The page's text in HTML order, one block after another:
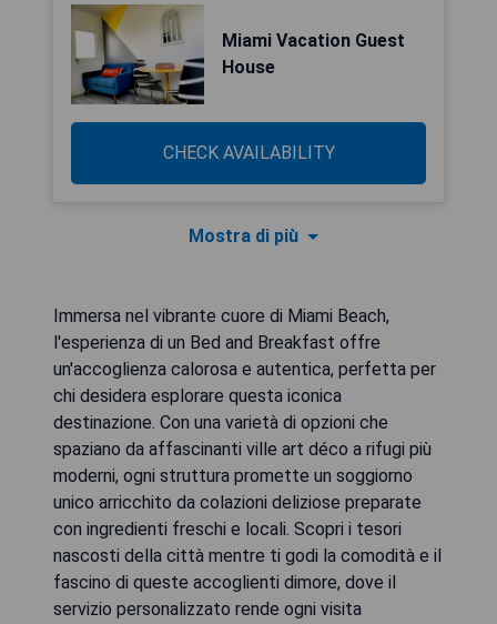
Miami Vacation Guest
House
CHECK AVAILABILITY
Mostra di più
Immersa nel vibrante cuore di Miami Beach,
l'esperienza di un Bed and Breakfast offre
un'accoglienza calorosa e autentica, perfetta per
chi desidera esplorare questa iconica
destinazione. Con una varietà di opzioni che
spaziano da affascinanti ville art déco a rifugi più
moderni, ogni struttura promette un soggiorno
unico arricchito da colazioni deliziose preparate
con ingredienti freschi e locali. Scopri i tesori
nascosti della città mentre ti godi la comodità e il
fascino di queste accoglienti dimore, dove il
servizio personalizzato rende ogni visita